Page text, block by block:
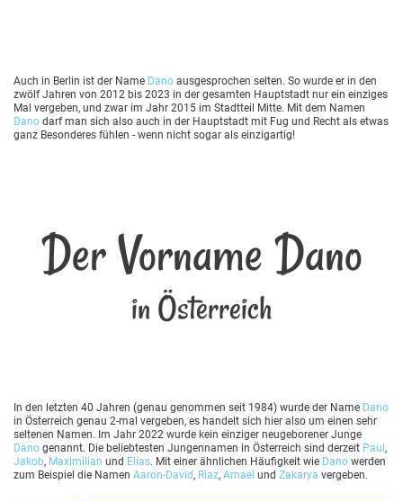
Auch in Berlin ist der Name Dano ausgesprochen selten. So wurde er in den
zwölf Jahren von 2012 bis 2023 in der gesamten Hauptstadt nur ein einziges
Mal vergeben, und zwar im Jahr 2015 im Stadtteil Mitte. Mit dem Namen
Dano darf man sich also auch in der Hauptstadt mit Fug und Recht als etwas
ganz Besonderes fühlen - wenn nicht sogar als einzigartig!
Der Vorname Dano
in Österreich
In den letzten 40 Jahren (genau genommen seit 1984) wurde der Name Dano
in Österreich genau 2-mal vergeben, es handelt sich hier also um einen sehr
seltenen Namen. Im Jahr 2022 wurde kein einziger neugeborener Junge
Dano genannt. Die beliebtesten Jungennamen in Österreich sind derzeit Paul,
Jakob, Maximilian und Elias. Mit einer ähnlichen Häufigkeit wie Dano werden
zum Beispiel die Namen Aaron-David, Riaz, Amael und Zakarya vergeben.